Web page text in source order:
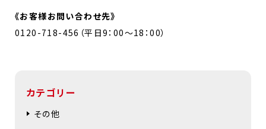
《お客様お問い合わせ先》
0120-718-456（平日9：00～18：00）
カテゴリー
その他